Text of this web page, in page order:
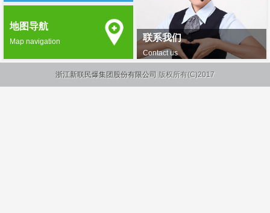
联系我们
Contact us
地图导航
Map navigation
浙江新联民爆集团股份有限公司 版权所有(C)2017